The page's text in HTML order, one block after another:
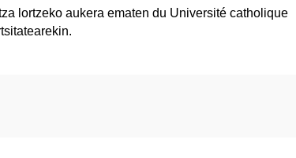
lortzeko aukera ematen du Université catholique